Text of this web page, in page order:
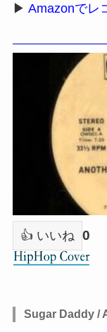
▶ Amazonでレ
👍 いいね 0
Sugar Daddy /